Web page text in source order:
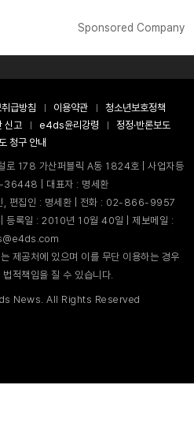
Sponsored Company
급방침 이용약관
청소년보호정책
신고 e4ds윤리강령
정정·반론보도
청구 안내
로 178 가산퍼블릭 A동 1824호 | 사업자등
| 대표자 : 명세환
, 편집인 : 명세환 | 전화 : 02-866-9957
등록일 : 2010년 10월 40일 | 제보메일 :
제공처에 있으며 이를 무단 이용하는 경우
적책임을 질 수 있습니다.
News. All Rights Reserved